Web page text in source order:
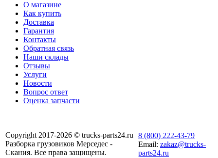
О магазине
Как купить
Доставка
Гарантия
Контакты
Обратная связь
Наши склады
Отзывы
Услуги
Новости
Вопрос ответ
Оценка запчасти
Copyright 2017-2026 © trucks-parts24.ru
Разборка грузовиков Мерседес -
Скания. Все права защищены.
8 (800) 222-43-79
Email: zakaz@trucks-
parts24.ru